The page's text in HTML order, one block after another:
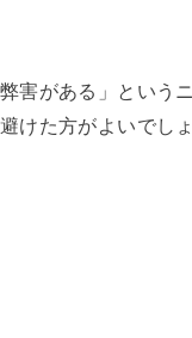
害がある」という
けた方がよいでしょ